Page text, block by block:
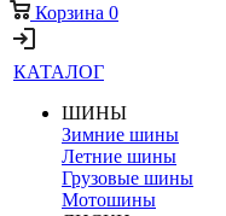
Корзина 0
КАТАЛОГ
ШИНЫ
Зимние шины
Летние шины
Грузовые шины
Мотошины